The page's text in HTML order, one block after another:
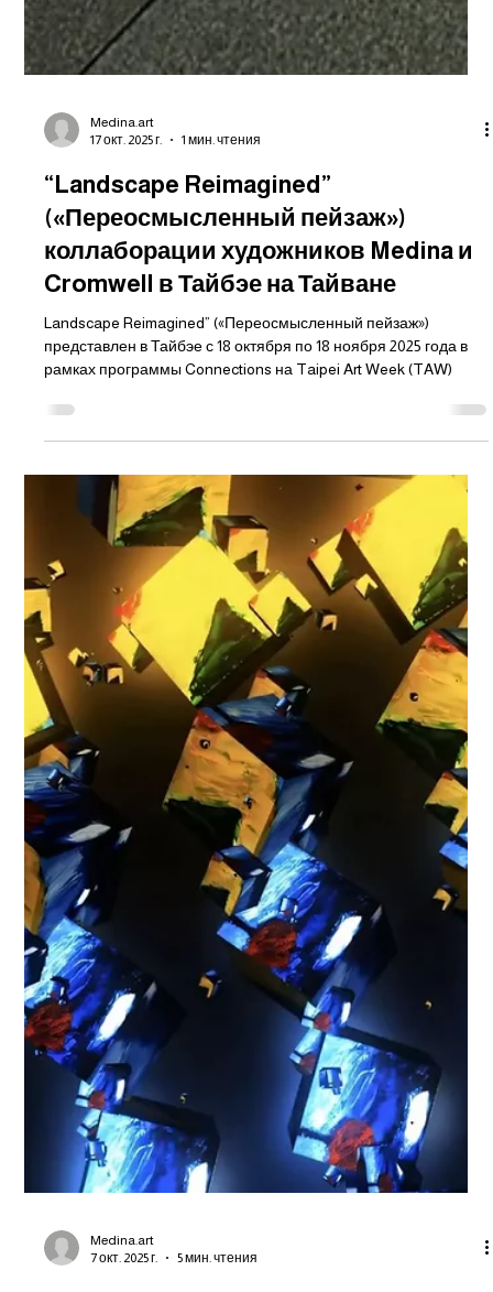
Medina.art
17 окт. 2025 г.
1 мин. чтения
“Landscape Reimagined”
(«Переосмысленный пейзаж»)
коллаборации художников Medina и
Cromwell в Тайбэе на Тайване
Landscape Reimagined” («Переосмысленный пейзаж»)